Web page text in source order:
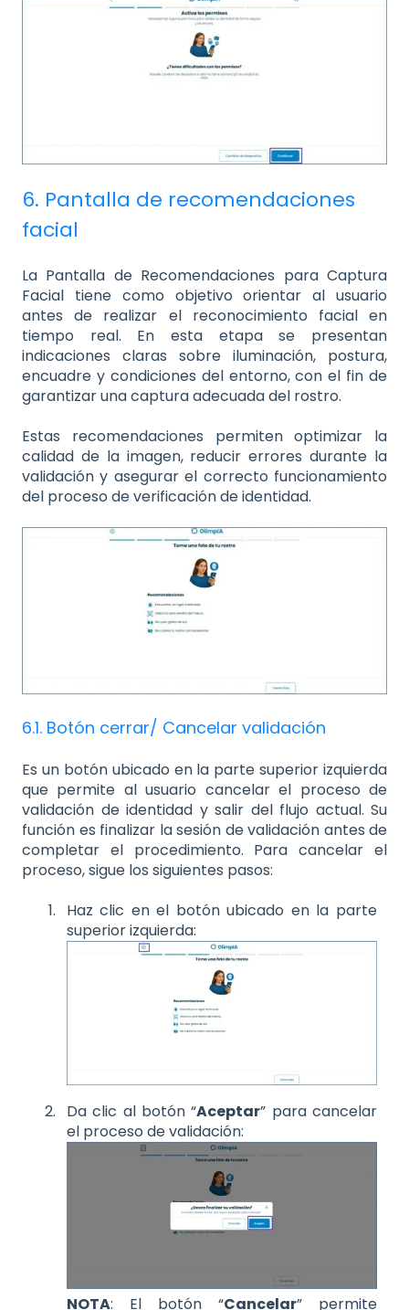
6. Pantalla de recomendaciones
facial
La Pantalla de Recomendaciones para Captura
Facial tiene como objetivo orientar al usuario
antes de realizar el reconocimiento facial en
tiempo real. En esta etapa se presentan
indicaciones claras sobre iluminación, postura,
encuadre y condiciones del entorno, con el fin de
garantizar una captura adecuada del rostro.
Estas recomendaciones permiten optimizar la
calidad de la imagen, reducir errores durante la
validación y asegurar el correcto funcionamiento
del proceso de verificación de identidad.
6.1. Botón cerrar/ Cancelar validación
Es un botón ubicado en la parte superior izquierda
que permite al usuario cancelar el proceso de
validación de identidad y salir del flujo actual. Su
función es finalizar la sesión de validación antes de
completar el procedimiento. Para cancelar el
proceso, sigue los siguientes pasos:
Haz clic en el botón ubicado en la parte
superior izquierda:
Da clic al botón “Aceptar” para cancelar
el proceso de validación:
NOTA: El botón “Cancelar” permite